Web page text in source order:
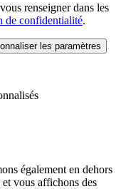
renseigner dans les
de confidentialité.
les paramètres
également en dehors
vous affichons des